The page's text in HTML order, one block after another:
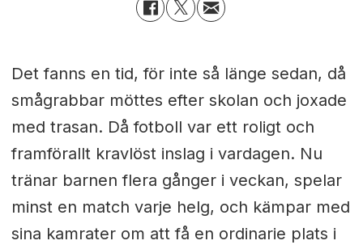
Det fanns en tid, för inte så länge sedan, då
smågrabbar möttes efter skolan och joxade
med trasan. Då fotboll var ett roligt och
framförallt kravlöst inslag i vardagen. Nu
tränar barnen flera gånger i veckan, spelar
minst en match varje helg, och kämpar med
sina kamrater om att få en ordinarie plats i